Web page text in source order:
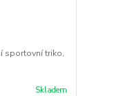
sportovní triko,
Skladem